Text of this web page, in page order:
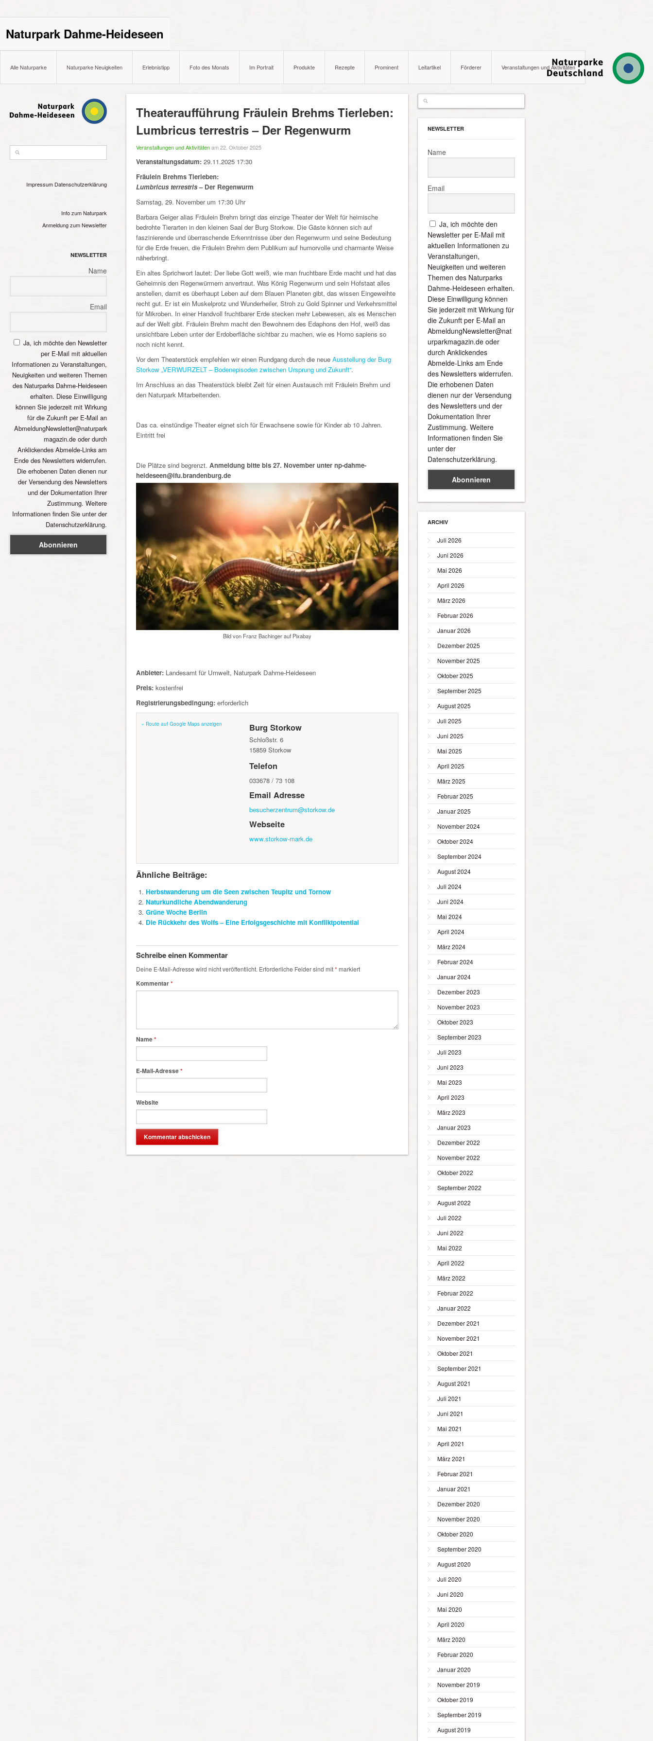
Naturpark Dahme-Heideseen
Alle Naturparke Naturparke Neuigkeiten Erlebnistipp Foto des Monats Im Portrait Produkte Rezepte Prominent Leitartikel Förderer Veranstaltungen und Aktivitäten
Impressum Datenschutzerklärung
Info zum Naturpark
Anmeldung zum Newsletter
NEWSLETTER
Name
Email
Ja, ich möchte den Newsletter
per E-Mail mit aktuellen
Informationen zu Veranstaltungen,
Neuigkeiten und weiteren Themen
des Naturparks Dahme-Heideseen
erhalten. Diese Einwilligung
können Sie jederzeit mit Wirkung
für die Zukunft per E-Mail an
AbmeldungNewsletter@naturpark
magazin.de oder durch
Anklickendes Abmelde-Links am
Ende des Newsletters widerrufen.
Die erhobenen Daten dienen nur
der Versendung des Newsletters
und der Dokumentation Ihrer
Zustimmung. Weitere
Informationen finden Sie unter der
Datenschutzerklärung.
Theateraufführung Fräulein Brehms Tierleben:
Lumbricus terrestris – Der Regenwurm
Veranstaltungen und Aktivitätenam 22. Oktober 2025
Veranstaltungsdatum: 29.11.2025 17:30
Fräulein Brehms Tierleben:
Lumbricus terrestris – Der Regenwurm
Samstag, 29. November um 17:30 Uhr
Barbara Geiger alias Fräulein Brehm bringt das einzige Theater der Welt für heimische
bedrohte Tierarten in den kleinen Saal der Burg Storkow. Die Gäste können sich auf
faszinierende und überraschende Erkenntnisse über den Regenwurm und seine Bedeutung
für die Erde freuen, die Fräulein Brehm dem Publikum auf humorvolle und charmante Weise
näherbringt.
Ein altes Sprichwort lautet: Der liebe Gott weiß, wie man fruchtbare Erde macht und hat das
Geheimnis den Regenwürmern anvertraut. Was König Regenwurm und sein Hofstaat alles
anstellen, damit es überhaupt Leben auf dem Blauen Planeten gibt, das wissen Eingeweihte
recht gut. Er ist ein Muskelprotz und Wunderheiler, Stroh zu Gold Spinner und Verkehrsmittel
für Mikroben. In einer Handvoll fruchtbarer Erde stecken mehr Lebewesen, als es Menschen
auf der Welt gibt. Fräulein Brehm macht den Bewohnern des Edaphons den Hof, weiß das
unsichtbare Leben unter der Erdoberfläche sichtbar zu machen, wie es Homo sapiens so
noch nicht kennt.
Vor dem Theaterstück empfehlen wir einen Rundgang durch die neue Ausstellung der Burg
Storkow „VERWURZELT – Bodenepisoden zwischen Ursprung und Zukunft“.
Im Anschluss an das Theaterstück bleibt Zeit für einen Austausch mit Fräulein Brehm und
den Naturpark Mitarbeitenden.
Das ca. einstündige Theater eignet sich für Erwachsene sowie für Kinder ab 10 Jahren.
Eintritt frei
Die Plätze sind begrenzt. Anmeldung bitte bis 27. November unter np-dahme-
heideseen@lfu.brandenburg.de
Bild von Franz Bachinger auf Pixabay
Anbieter: Landesamt für Umwelt, Naturpark Dahme-Heideseen
Preis: kostenfrei
Registrierungsbedingung: erforderlich
Burg Storkow
Schloßstr. 6
15859 Storkow
Telefon
033678 / 73 108
Email Adresse
besucherzentrum@storkow.de
Webseite
www.storkow-mark.de
» Route auf Google Maps anzeigen
Ähnliche Beiträge:
Herbstwanderung um die Seen zwischen Teupitz und Tornow
Naturkundliche Abendwanderung
Grüne Woche Berlin
Die Rückkehr des Wolfs – Eine Erfolgsgeschichte mit Konfliktpotential
Schreibe einen Kommentar
Deine E-Mail-Adresse wird nicht veröffentlicht. Erforderliche Felder sind mit* markiert
Kommentar*
Name*
E-Mail-Adresse*
Website
NEWSLETTER
Name
Email
Ja, ich möchte den
Newsletter per E-Mail mit
aktuellen Informationen zu
Veranstaltungen,
Neuigkeiten und weiteren
Themen des Naturparks
Dahme-Heideseen erhalten.
Diese Einwilligung können
Sie jederzeit mit Wirkung für
die Zukunft per E-Mail an
AbmeldungNewsletter@nat
urparkmagazin.de oder
durch Anklickendes
Abmelde-Links am Ende
des Newsletters widerrufen.
Die erhobenen Daten
dienen nur der Versendung
des Newsletters und der
Dokumentation Ihrer
Zustimmung. Weitere
Informationen finden Sie
unter der
Datenschutzerklärung.
ARCHIV
Juli 2026
Juni 2026
Mai 2026
April 2026
März 2026
Februar 2026
Januar 2026
Dezember 2025
November 2025
Oktober 2025
September 2025
August 2025
Juli 2025
Juni 2025
Mai 2025
April 2025
März 2025
Februar 2025
Januar 2025
November 2024
Oktober 2024
September 2024
August 2024
Juli 2024
Juni 2024
Mai 2024
April 2024
März 2024
Februar 2024
Januar 2024
Dezember 2023
November 2023
Oktober 2023
September 2023
Juli 2023
Juni 2023
Mai 2023
April 2023
März 2023
Januar 2023
Dezember 2022
November 2022
Oktober 2022
September 2022
August 2022
Juli 2022
Juni 2022
Mai 2022
April 2022
März 2022
Februar 2022
Januar 2022
Dezember 2021
November 2021
Oktober 2021
September 2021
August 2021
Juli 2021
Juni 2021
Mai 2021
April 2021
März 2021
Februar 2021
Januar 2021
Dezember 2020
November 2020
Oktober 2020
September 2020
August 2020
Juli 2020
Juni 2020
Mai 2020
April 2020
März 2020
Februar 2020
Januar 2020
November 2019
Oktober 2019
September 2019
August 2019